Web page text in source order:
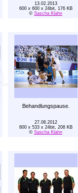
13.02.2013
600 x 600 x 24bit, 176 KB
© Sascha Klahn
Behandlungspause.
27.08.2012
800 x 533 x 24bit, 208 KB
© Sascha Klahn